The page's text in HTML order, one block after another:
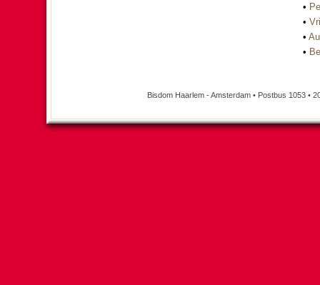
•
•
•
•
Bisdom Haarlem - Amsterdam • Postbus 1053 •